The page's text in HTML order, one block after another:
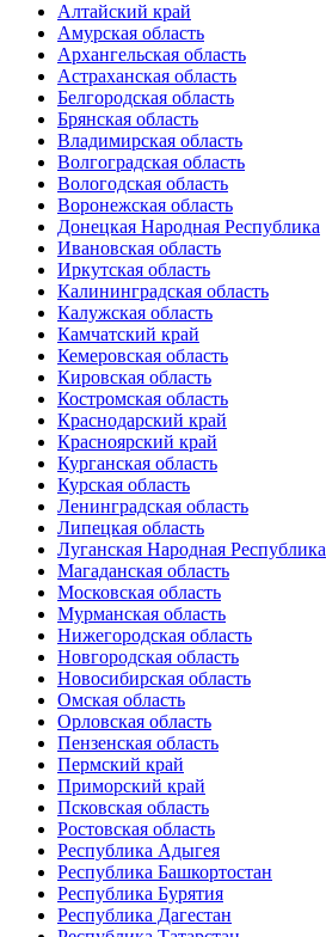
Алтайский край
Амурская область
Архангельская область
Астраханская область
Белгородская область
Брянская область
Владимирская область
Волгоградская область
Вологодская область
Воронежская область
Донецкая Народная Республика
Ивановская область
Иркутская область
Калининградская область
Калужская область
Камчатский край
Кемеровская область
Кировская область
Костромская область
Краснодарский край
Красноярский край
Курганская область
Курская область
Ленинградская область
Липецкая область
Луганская Народная Республика
Магаданская область
Московская область
Мурманская область
Нижегородская область
Новгородская область
Новосибирская область
Омская область
Орловская область
Пензенская область
Пермский край
Приморский край
Псковская область
Ростовская область
Республика Адыгея
Республика Башкортостан
Республика Бурятия
Республика Дагестан